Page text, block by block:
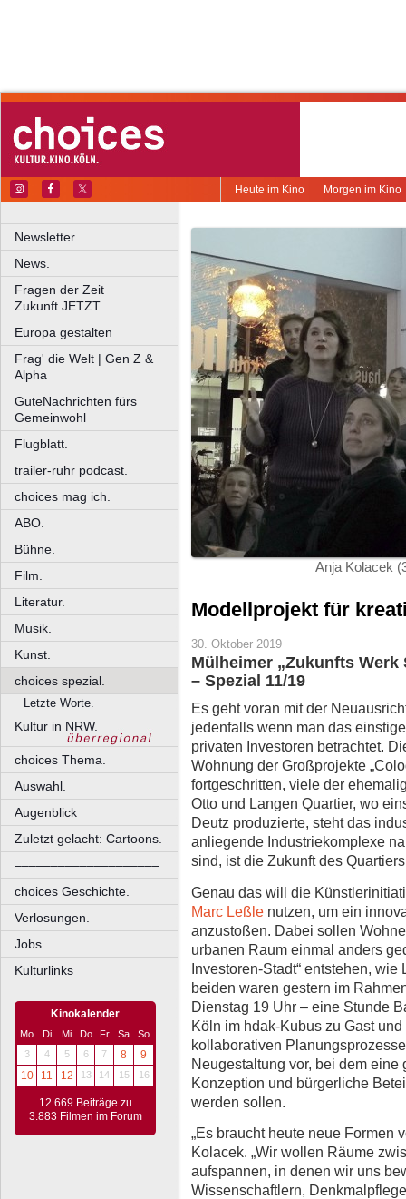
Morgen im Kino
Heute im Kino
Newsletter.
News.
Fragen der Zeit
Zukunft JETZT
Europa gestalten
Frag' die Welt | Gen Z &
Alpha
GuteNachrichten fürs
Gemeinwohl
Flugblatt.
trailer-ruhr podcast.
choices mag ich.
ABO.
Bühne.
Film.
Literatur.
Musik.
Kunst.
choices spezial.
Letzte Worte.
Kultur in NRW.
choices Thema.
Auswahl.
Augenblick
Zuletzt gelacht: Cartoons.
––––––––––––––––––––
choices Geschichte.
Verlosungen.
Jobs.
Kulturlinks
Kinokalender
Mo Di Mi Do Fr Sa
So
3
4 5 6 7 8
9
10
11 12 13 14 15 16
12.669 Beiträge zu
3.883 Filmen im Forum
Anja Kolacek
Modellprojekt für
30. Oktober 2019
Mülheimer „Zukunfts
– Spezial 11/19
Es geht voran mit der
jedenfalls wenn man das
privaten Investoren betrachtet.
Wohnung der Großprojekte
fortgeschritten, viele der
Otto und Langen Quartier, wo
Deutz produzierte, steht das
anliegende Industriekomplexe
sind, ist die Zukunft des
Genau das will die
Marc Leßle nutzen, um ein
anzustoßen. Dabei sollen
urbanen Raum einmal anders
Investoren-Stadt“ entstehen,
beiden waren gestern im
Dienstag 19 Uhr – eine Stunde
Köln im hdak-Kubus zu Gast
kollaborativen
Neugestaltung vor, bei dem
Konzeption und bürgerliche
werden sollen.
„Es braucht heute neue Formen
Kolacek. „Wir wollen Räume
aufspannen, in denen wir uns
Wissenschaftlern,